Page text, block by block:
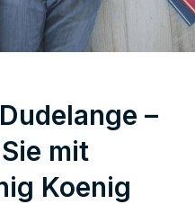
–
mit
Koenig